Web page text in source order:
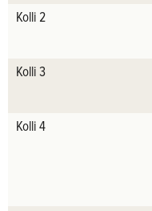
Kolli 2
Kolli 3
Kolli 4